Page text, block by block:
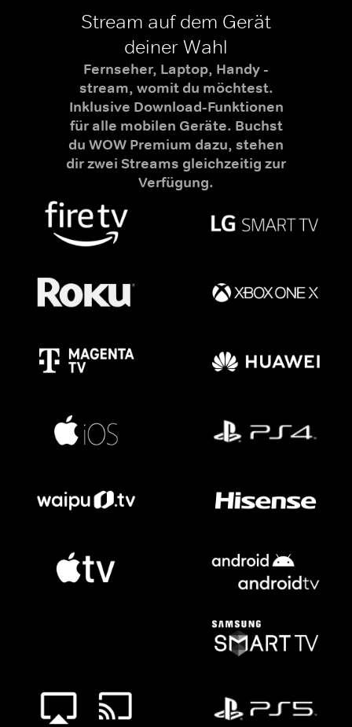
Stream auf dem Gerät
deiner Wahl
Fernseher, Laptop, Handy -
stream, womit du möchtest.
Inklusive Download-Funktionen
für alle mobilen Geräte. Buchst
du WOW Premium dazu, stehen
dir zwei Streams gleichzeitig zur
Verfügung.